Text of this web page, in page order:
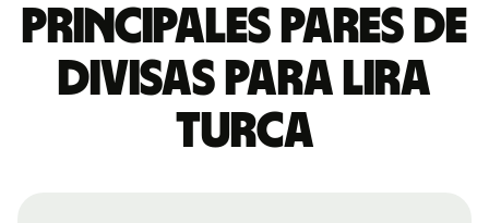
Principales pares de
divisas para lira
turca